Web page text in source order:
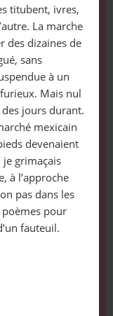
titubent, ivres,
La marche
des dizaines de
sans
à un
Mais nul
jours durant.
mexicain
devenaient
je grimaçais
à l’approche
pas dans les
poèmes pour
fauteuil.